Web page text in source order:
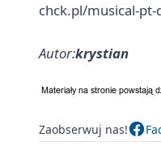
chck.pl/musical-
Autor:krystian
Zaobserwuj nas!